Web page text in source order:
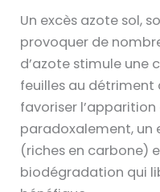
Un excès azote sol,
provoquer de
d’azote stimule une
feuilles au
favoriser
paradoxalement, un
(riches en carbone)
biodégradation qui